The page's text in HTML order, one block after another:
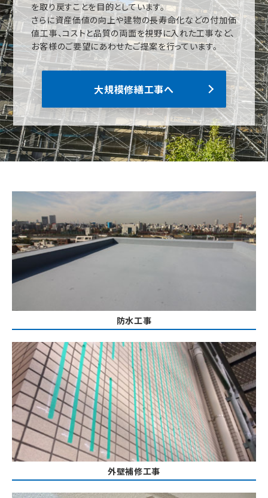
を取り戻すことを目的としています。
さらに資産価値の向上や建物の長寿命化などの付加価
値工事、コストと品質の両面を視野に入れた工事など、
お客様のご要望にあわせたご提案を行っています。
大規模修繕工事へ
防水工事
外壁補修工事